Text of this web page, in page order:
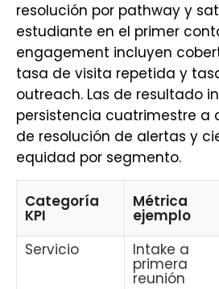
resolución por pathway y
estudiante en el primer
engagement incluyen
tasa de visita repetida y
outreach. Las de resultado
persistencia cuatrimestre a
de resolución de alertas y
equidad por segmento.
Categoría
KPI
Métrica
ejemplo
Servicio
Intake a
primera
reunión